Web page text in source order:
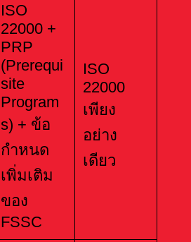
ISO
22000 +
PRP
(Prerequi
site
Program
s) + ข้อ
กำหนด
เพิ่มเติม
ของ
FSSC
ISO
22000
เพียง
อย่าง
เดียว